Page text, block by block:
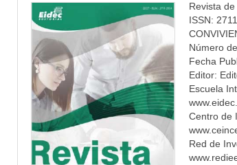
Revista
ISSN:
Número
Fecha
Editor:
Escuela
Centro de
Red de